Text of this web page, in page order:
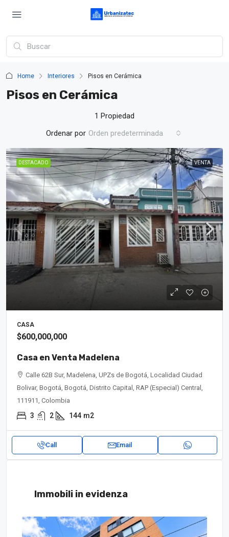
Home Interiores Pisos en Cerámica
Pisos en Cerámica
1 Propiedad
Ordenar por Orden predeterminada
DESTACADO VENTA
CASA
$600,000,000
Casa en Venta Madelena
Calle 62B Sur, Madelena, UPZs de Bogotá, Localidad Ciudad
Bolivar, Bogotá, Bogotá, Distrito Capital, RAP (Especial) Central,
111911, Colombia
3 2 144 m2
Call Email
Immobili in evidenza